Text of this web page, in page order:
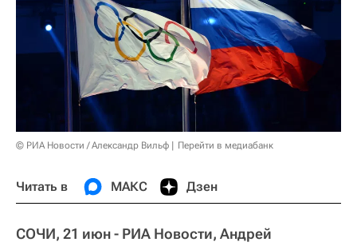
© РИА Новости / Александр Вильф Перейти в медиабанк
Читать в МАКС Дзен
СОЧИ, 21 июн - РИА Новости, Андрей